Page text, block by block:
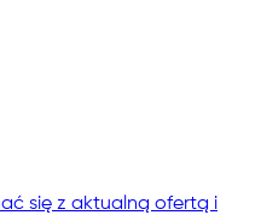
się z aktualną ofertą i